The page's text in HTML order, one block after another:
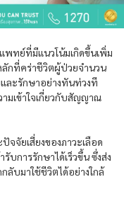
พทย์ที่มีแนวโน้มเกิดขึ้นเพิ่ม
กที่คร่าชีวิตผู้ป่วยจำนวน
และรักษาอย่างทันท่วงที
มเข้าใจเกี่ยวกับสัญญาณ
จจัยเสี่ยงของภาวะเลือด
บการรักษาได้เร็วขึ้น ซึ่งส่ง
ลับมาใช้ชีวิตได้อย่างใกล้